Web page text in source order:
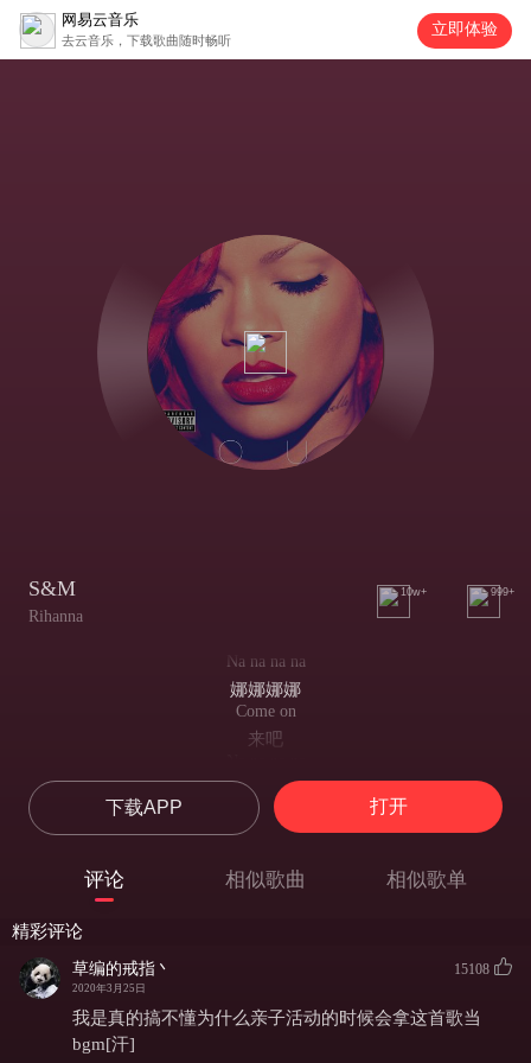
网易云音乐
去云音乐，下载歌曲随时畅听
立即体验
S&M
Rihanna
10w+ 999+
Na na na na
娜娜娜娜
Come on
来吧
娜娜娜娜
Come on
娜娜娜娜娜
Come on come on come on
下载APP 打开
评论 相似歌曲 相似歌单
精彩评论
草编的戒指丶
2020年3月25日
15108
我是真的搞不懂为什么亲子活动的时候会拿这首歌当
bgm[汗]